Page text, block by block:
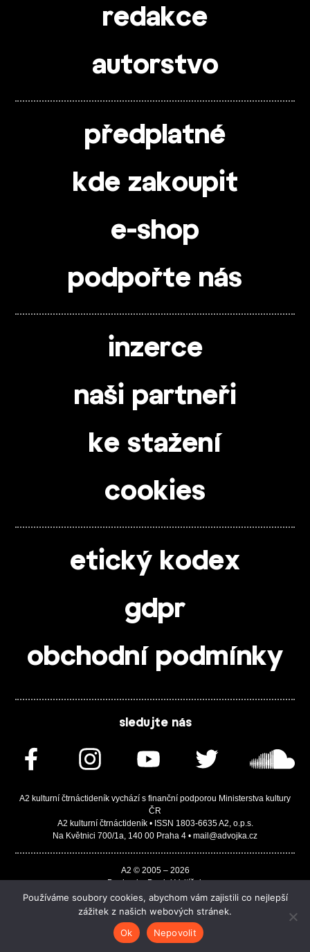
redakce
autorstvo
předplatné
kde zakoupit
e-shop
podpořte nás
inzerce
naši partneři
ke stažení
cookies
etický kodex
gdpr
obchodní podmínky
sledujte nás
A2 kulturní čtrnáctideník vychází s finanční podporou Ministerstva kultury
ČR
A2 kulturní čtrnáctideník • ISSN 1803-6635 A2, o.p.s.
Na Květnici 700/1a, 140 00 Praha 4 • mail@advojka.cz
A2 © 2005 – 2026
Design by Daniel Vojtíšek
Built by JASA-IT & ChSoft
Používáme soubory cookies, abychom vám zajistili co nejlepší
zážitek z našich webových stránek.
Ok
Nepovolit